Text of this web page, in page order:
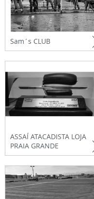
Sam´s CLUB
ASSAÍ ATACADISTA LOJA
PRAIA GRANDE